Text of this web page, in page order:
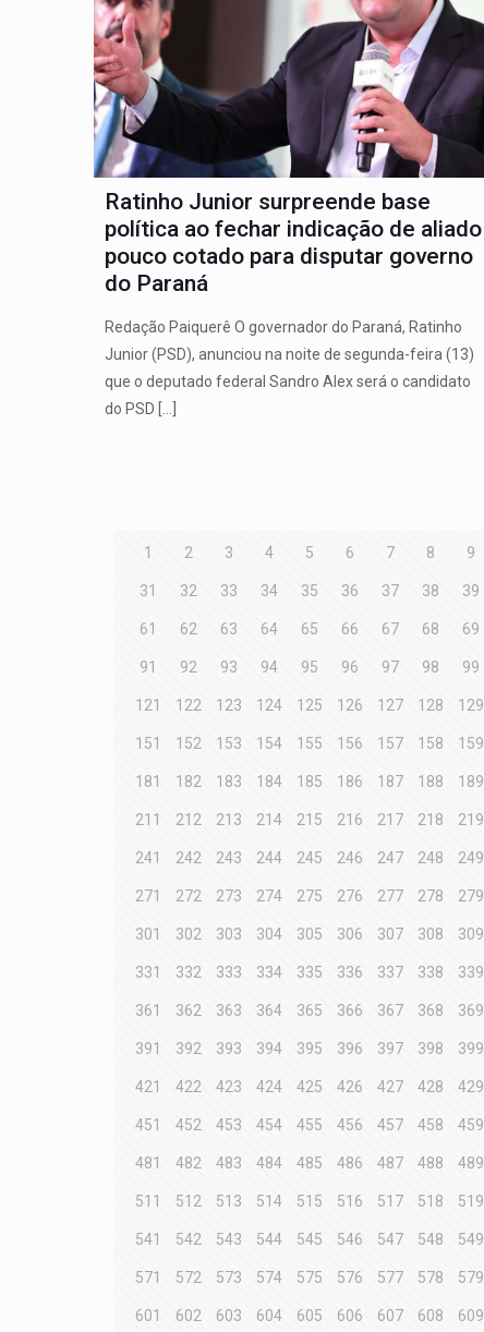
Ratinho Junior surpreende base
política ao fechar indicação de aliado
pouco cotado para disputar governo
do Paraná
Redação Paiquerê O governador do Paraná, Ratinho
Junior (PSD), anunciou na noite de segunda-feira (13)
que o deputado federal Sandro Alex será o candidato
do PSD
1 2 3 4 5 6 7 8 9
31 32 33 34 35 36 37 38 39
61 62 63 64 65 66 67 68 69
91 92 93 94 95 96 97 98 99
121 122 123 124 125 126 127 128 129
151 152 153 154 155 156 157 158 159
181 182 183 184 185 186 187 188 189
211 212 213 214 215 216 217 218 219
241 242 243 244 245 246 247 248 249
271 272 273 274 275 276 277 278 279
301 302 303 304 305 306 307 308 309
331 332 333 334 335 336 337 338 339
361 362 363 364 365 366 367 368 369
391 392 393 394 395 396 397 398 399
421 422 423 424 425 426 427 428 429
451 452 453 454 455 456 457 458 459
481 482 483 484 485 486 487 488 489
511 512 513 514 515 516 517 518 519
541 542 543 544 545 546 547 548 549
571 572 573 574 575 576 577 578 579
601 602 603 604 605 606 607 608 609